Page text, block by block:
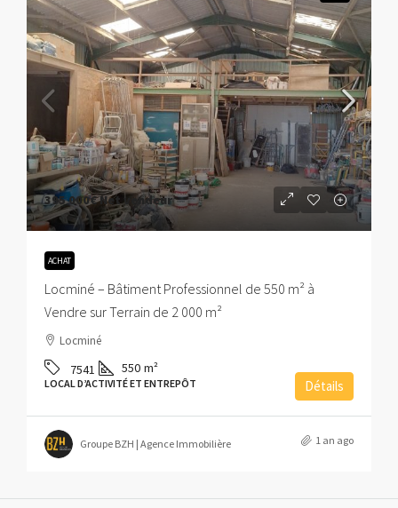
395 000€Net vendeur
ACHAT
Locminé – Bâtiment Professionnel de 550 m² à
Vendre sur Terrain de 2 000 m²
Locminé
7541 550 m²
LOCAL D’ACTIVITÉ ET ENTREPÔT Détails
Groupe BZH | Agence Immobilière 1 an ago